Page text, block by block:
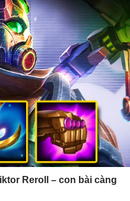
Reroll – con bài càng